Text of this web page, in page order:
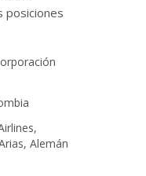
Alemán